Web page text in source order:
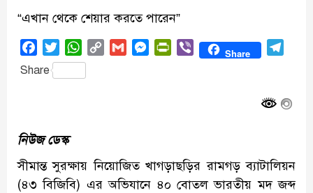
“এখান থেকে শেয়ার করতে পারেন”
FacebookTwitterWhatsApp
Copy
Gmail MessengerPrintFriendly
Viber Share
Share
নিউজ ডেস্ক
সীমান্ত সুরক্ষায় নিয়োজিত খাগড়াছড়ির রামগড় ব্যাটালিয়ন
(৪৩ বিজিবি) এর অভিযানে ৪০ বোতল ভারতীয় মদ জব্দ